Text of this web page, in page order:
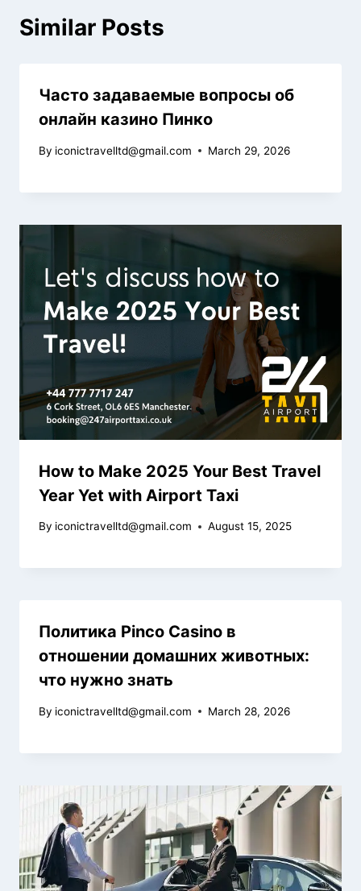
Similar Posts
Часто задаваемые вопросы об
онлайн казино Пинко
By iconictravelltd@gmail.com March 29, 2026
How to Make 2025 Your Best Travel
Year Yet with Airport Taxi
By iconictravelltd@gmail.com August 15, 2025
Политика Pinco Casino в
отношении домашних животных:
что нужно знать
By iconictravelltd@gmail.com March 28, 2026